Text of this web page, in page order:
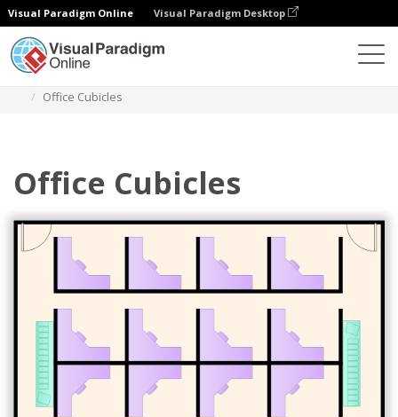
Visual Paradigm Online Visual Paradigm Desktop
Office Cubicles
Office Cubicles